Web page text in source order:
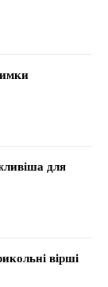
для
вірші